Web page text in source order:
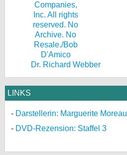
Dr. Richard Webber
LINKS
Darstellerin: Marguerite Moreau
DVD-Rezension: Staffel 3